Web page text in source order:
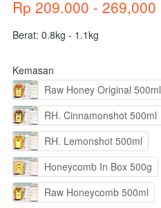
Rp 209.000 - 269,000
Berat: 0.8kg - 1.1kg
Kemasan
Raw Honey Original 500ml
RH. Cinnamonshot 500ml
RH. Lemonshot 500ml
Honeycomb In Box 500g
Raw Honeycomb 500ml